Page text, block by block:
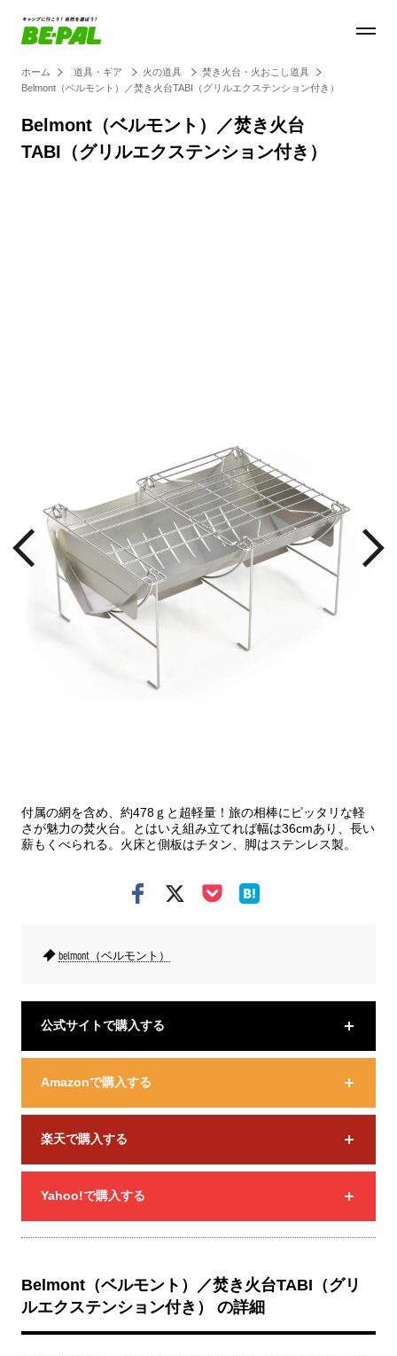
ホーム 道具・ギア 火の道具
焚き火台・火おこし道具
Belmont（ベルモント）／焚き火台TABI（グリルエクステンション付き）
Belmont（ベルモント）／焚き火台
TABI（グリルエクステンション付き）
付属の網を含め、約478ｇと超軽量！旅の相棒にピッタリな軽
さが魅力の焚火台。とはいえ組み立てれば幅は36cmあり、長い
薪もくべられる。火床と側板はチタン、脚はステンレス製。
belmont（ベルモント）
公式サイトで購入する
Amazonで購入する
楽天で購入する
Yahoo!で購入する
Belmont（ベルモント）／焚き火台TABI（グリ
ルエクステンション付き） の詳細